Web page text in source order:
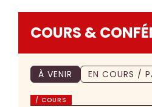
COURS &
À VENIR EN COURS /
/ COURS